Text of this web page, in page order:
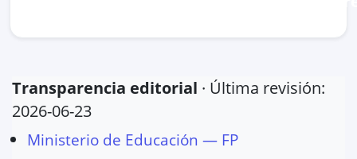
Transparencia editorial · Última revisión:
2026-06-23
Ministerio de Educación — FP